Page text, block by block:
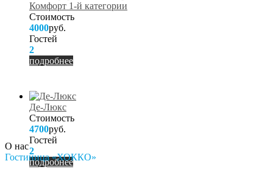
Комфорт 1-й категории
Стоимость
4000руб.
Гостей
2
подробнее
Де-Люкс
Стоимость
4700руб.
Гостей
2
подробнее
О нас
Гостиница «ХОККО»